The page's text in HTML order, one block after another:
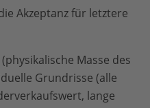
Akzeptanz für letztere
Masse des
Grundrisse (alle
lange